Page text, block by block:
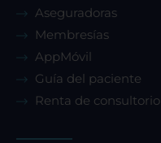
Aseguradoras
Membresías
AppMóvil
Guía del paciente
Renta de consultorio